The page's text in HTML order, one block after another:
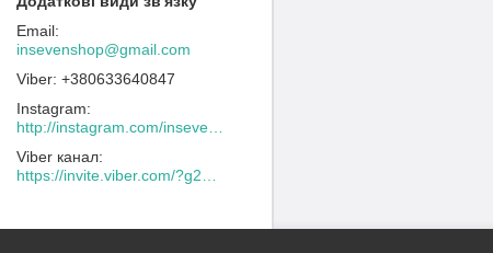
insevenshop@gmail.com
+380633640847
Instagram
Viber канал